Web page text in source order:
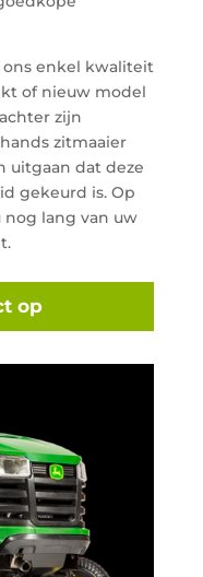
enkel kwaliteit
of nieuw model
zijn
zitmaaier
uitgaan dat deze
gekeurd is. Op
lang van uw
op